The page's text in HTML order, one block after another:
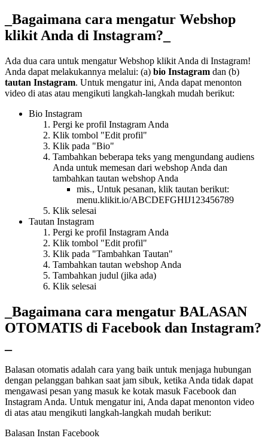
_Bagaimana cara mengatur Webshop
klikit Anda di Instagram?_
Ada dua cara untuk mengatur Webshop klikit Anda di Instagram!
Anda dapat melakukannya melalui: (a) bio Instagram dan (b)
tautan Instagram. Untuk mengatur ini, Anda dapat menonton
video di atas atau mengikuti langkah-langkah mudah berikut:
Bio Instagram
Pergi ke profil Instagram Anda
Klik tombol "Edit profil"
Klik pada "Bio"
Tambahkan beberapa teks yang mengundang audiens
Anda untuk memesan dari webshop Anda dan
tambahkan tautan webshop Anda
mis., Untuk pesanan, klik tautan berikut:
menu.klikit.io/ABCDEFGHIJ123456789
Klik selesai
Tautan Instagram
Pergi ke profil Instagram Anda
Klik tombol "Edit profil"
Klik pada "Tambahkan Tautan"
Tambahkan tautan webshop Anda
Tambahkan judul (jika ada)
Klik selesai
_Bagaimana cara mengatur BALASAN
OTOMATIS di Facebook dan Instagram?
Balasan otomatis adalah cara yang baik untuk menjaga hubungan
dengan pelanggan bahkan saat jam sibuk, ketika Anda tidak dapat
mengawasi pesan yang masuk ke kotak masuk Facebook dan
Instagram Anda. Untuk mengatur ini, Anda dapat menonton video
di atas atau mengikuti langkah-langkah mudah berikut:
Balasan Instan Facebook